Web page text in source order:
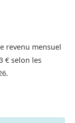
revenu mensuel
€ selon les